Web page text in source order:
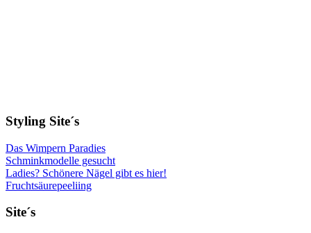
Styling Site´s
Das Wimpern Paradies
Schminkmodelle gesucht
Ladies? Schönere Nägel gibt es hier!
Fruchtsäurepeeliing
Site´s